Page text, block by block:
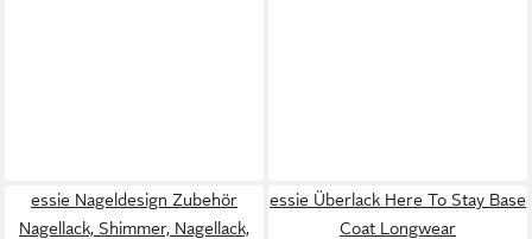
essie Nageldesign Zubehör
Nagellack, Shimmer, Nagellack,
essie Überlack Here To Stay Base
Coat Longwear